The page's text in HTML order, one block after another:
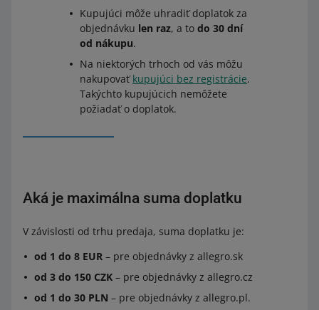
Kupujúci môže uhradiť doplatok za
objednávku len raz, a to do 30 dní
od nákupu.
Na niektorých trhoch od vás môžu
nakupovaťkupujúci bez registrácie.
Takýchto kupujúcich nemôžete
požiadať o doplatok.
Aká je maximálna suma doplatku
V závislosti od trhu predaja, suma doplatku je:
od 1 do 8 EUR – pre objednávky z allegro.sk
od 3 do 150 CZK – pre objednávky z allegro.cz
od 1 do 30 PLN – pre objednávky z allegro.pl.